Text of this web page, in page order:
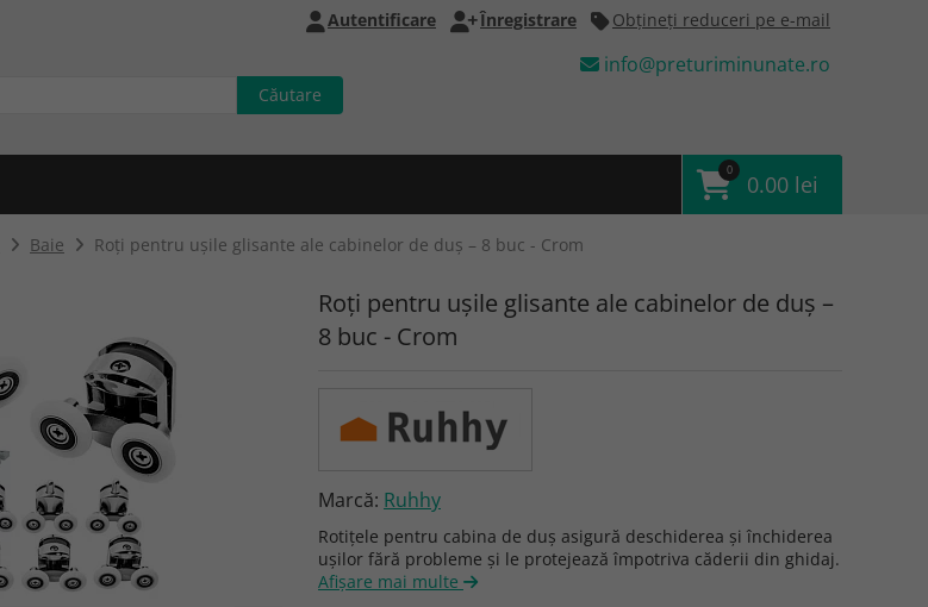
Autentificare Înregistrare Obţineţi reduceri pe e-mail
info@preturiminunate.ro
0
0.00 lei
Baie Roți pentru ușile glisante ale cabinelor de duș – 8 buc - Crom
Roți pentru ușile glisante ale cabinelor de duș –
8 buc - Crom
Marcă: Ruhhy
Rotițele pentru cabina de duș asigură deschiderea și închiderea
ușilor fără probleme și le protejează împotriva căderii din ghidaj.
Afişare mai multe